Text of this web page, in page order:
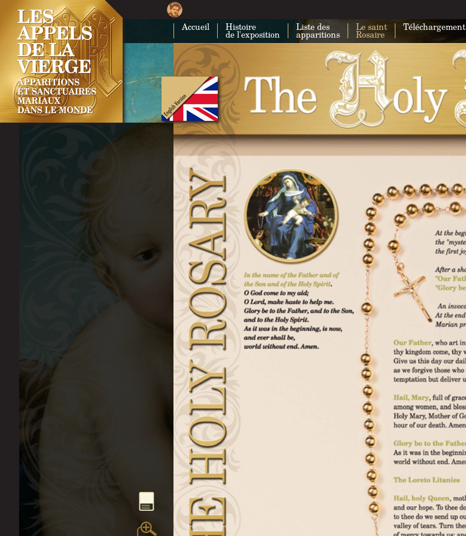
Accueil Histoire
de l'exposition
Liste des
apparitions
Le saint
Rosaire
Téléchargement